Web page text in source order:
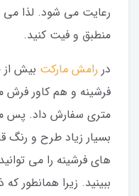
رعایت می شود. لذا می
منطبق و فیت کنید.
در رامش مارکت
متری سفارش داد. پس
بسیار زیاد طرح و
های فرشینه را می
ببینید. زیرا همانطور